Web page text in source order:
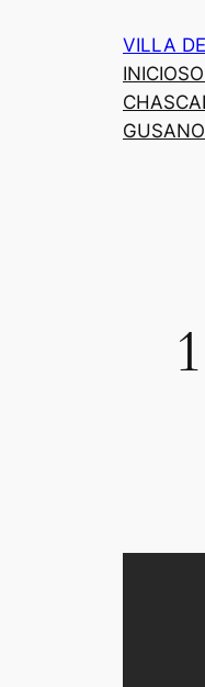
VILLA
INICIO